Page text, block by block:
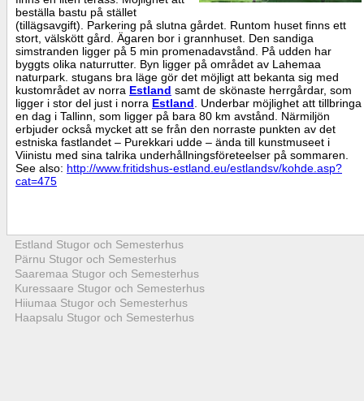
beställa bastu på stället
(tillägsavgift). Parkering på slutna gårdet. Runtom huset finns ett
stort, välskött gård. Ägaren bor i grannhuset. Den sandiga
simstranden ligger på 5 min promenadavstånd. På udden har
byggts olika naturrutter. Byn ligger på området av Lahemaa
naturpark. stugans bra läge gör det möjligt att bekanta sig med
kustområdet av norra Estland samt de skönaste herrgårdar, som
ligger i stor del just i norra Estland . Underbar möjlighet att tillbringa
en dag i Tallinn, som ligger på bara 80 km avstånd. Närmiljön
erbjuder också mycket att se från den norraste punkten av det
estniska fastlandet – Purekkari udde – ända till kunstmuseet i
Viinistu med sina talrika underhållningsföreteelser på sommaren.
See also: http://www.fritidshus-estland.eu/estlandsv/kohde.asp?
cat=475
Estland Stugor och Semesterhus
Pärnu Stugor och Semesterhus
Saaremaa Stugor och Semesterhus
Kuressaare Stugor och Semesterhus
Hiiumaa Stugor och Semesterhus
Haapsalu Stugor och Semesterhus